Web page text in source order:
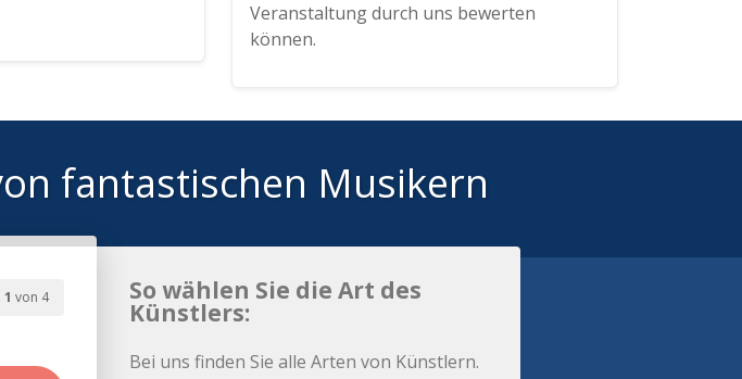
Veranstaltung durch uns bewerten
können.
fantastischen Musikern
von 4 So wählen Sie die Art des
Künstlers:
Bei uns finden Sie alle Arten von Künstlern.